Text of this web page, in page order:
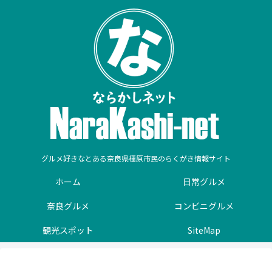
グルメ好きなとある奈良県橿原市民のらくがき情報サイト
ホーム
日常グルメ
奈良グルメ
コンビニグルメ
観光スポット
SiteMap